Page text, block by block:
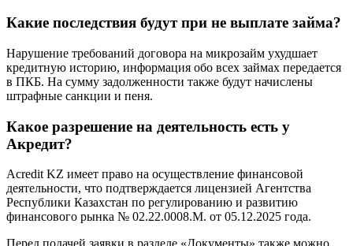
Какие последствия будут при не выплате займа?
Нарушение требований договора на микрозайм ухудшает
кредитную историю, информация обо всех займах передается
в ПКБ. На сумму задолженности также будут начислены
штрафные санкции и пеня.
Какое разрешение на деятельность есть у
Акредит?
Acredit KZ имеет право на осуществление финансовой
деятельности, что подтверждается лицензией Агентства
Республики Казахстан по регулированию и развитию
финансового рынка № 02.22.0008.М. от 05.12.2025 года.